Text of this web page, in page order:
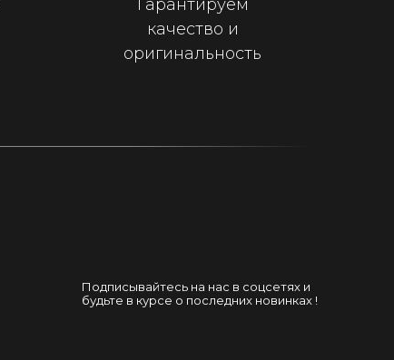
Гарантируем
качество и
оригинальность
Подписывайтесь на нас в соцсетях и
будьте в курсе о последних новинках !